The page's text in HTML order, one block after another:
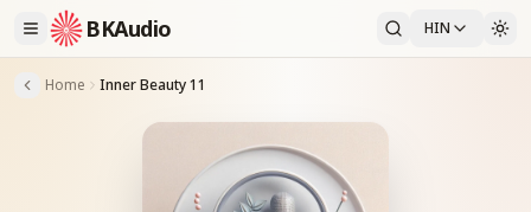
BKAudio HIN
Home Inner Beauty 11